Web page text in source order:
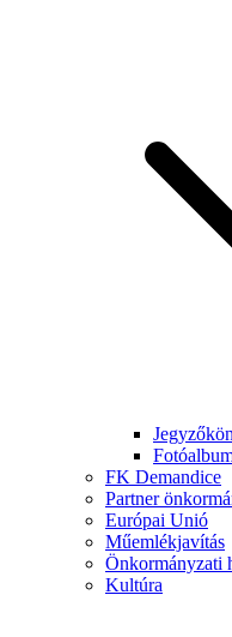
FK Demandice
Partner
Európai Unió
Műemlékjavítás
Önkormányzati
Kultúra